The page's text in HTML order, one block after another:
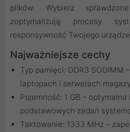
plików. Wybierz
zoptymalizują procesy
responsywność Twojego
Najważniejsze cechy
Typ pamięci: DDR3 SODIMM
laptopach i serwerach
Pojemność: 1 GB –
podstawowych zadań
Taktowanie: 1333 MHz –